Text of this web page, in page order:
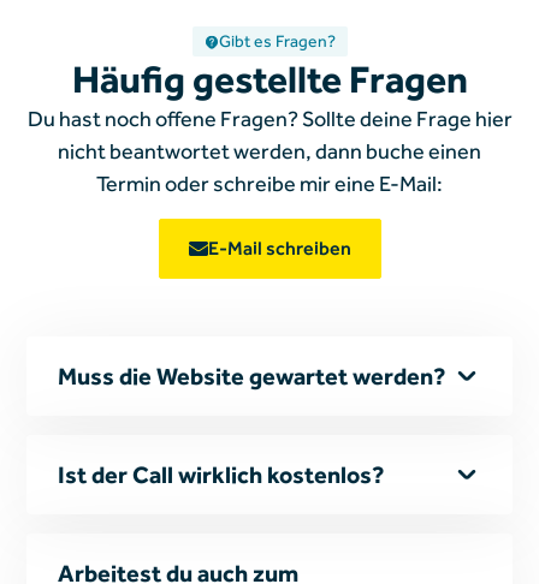
Gibt es Fragen?
Häufig gestellte Fragen
Du hast noch offene Fragen? Sollte deine Frage hier
nicht beantwortet werden, dann buche einen
Termin oder schreibe mireine E-Mail:
E-Mail schreiben
Muss die Website gewartet werden?
ausgeführt.
Für einen kleinen monatlichen
Website auf dem neusten Stand ist. Das läuft
Ist der Call wirklich kostenlos?
bis maximal 30 Minuten Zeit und berate dich.
Arbeitest du auch zum